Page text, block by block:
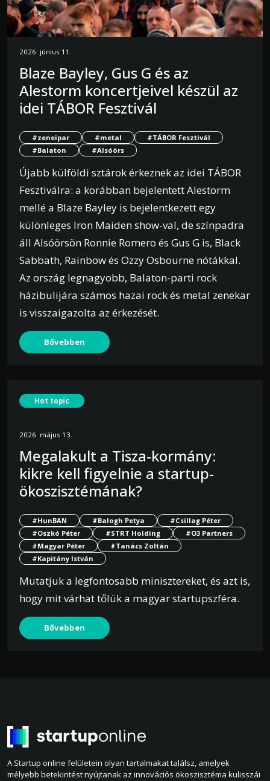
2026. június 11.
Blaze Bayley, Gus G és az
Alestorm koncertjeivel készül az
idei TÁBOR Fesztivál
#zeneipar #metal
#TÁBOR Fesztivál
#Balaton
#Alsóörs
Újabb külföldi sztárok érkeznek az idei TÁBOR
Fesztiválra: a korábban bejelentett Alestorm
mellé a Blaze Bayley is bejelentkezett egy
különleges Iron Maiden show-val, de színpadra
áll Alsóörsön Ronnie Romero és Gus G is, Black
Sabbath, Rainbow és Ozzy Osbourne nótákkal.
Az ország legnagyobb, Balaton-parti rock
házibulijára számos hazai rock és metal zenekar
is visszaigazolta az érkezését.
Bővebben
Hot topic
2026. május 13.
Megalakult a Tisza-kormány:
kikre kell figyelnie a startup-
ökoszisztémának?
#HunBAN #Balogh Petya
#Csillag Péter
#Oszkó Péter
#STRT Holding
#O3 Partners
#Magyar Péter
#Tanács Zoltán
#Kapitány István
Mutatjuk a legfontosabb minisztereket, és azt is,
hogy mit várhat tőlük a magyar startupszféra.
Bővebben
A Startup online felületein olyan tartalmakat találsz, amelyek
mélyebb betekintést nyújtanak az innovációs ökoszisztéma kulisszái